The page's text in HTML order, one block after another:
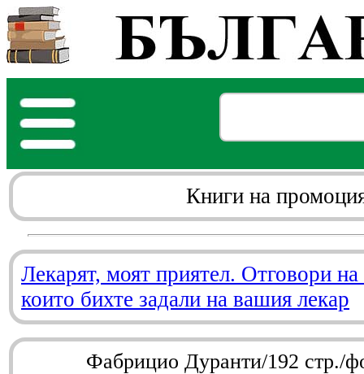
Книги на
Лекарят, моят приятел. Отговори
които бихте задали на вашия лекар
Фабрицио Дуранти/192 стр./